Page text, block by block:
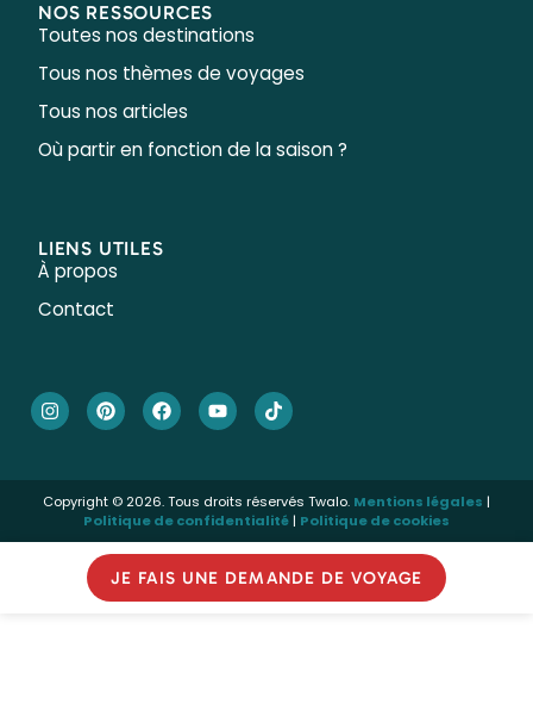
NOS RESSOURCES
Toutes nos destinations
Tous nos thèmes de voyages
Tous nos articles
Où partir en fonction de la saison ?
LIENS UTILES
À propos
Contact
Copyright © 2026. Tous droits réservés Twalo. Mentions légales |
Politique de confidentialité| Politique de cookies
JE FAIS UNE DEMANDE DE VOYAGE